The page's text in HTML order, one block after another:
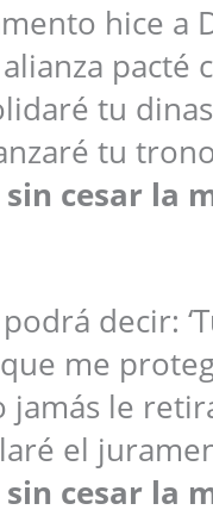
hice a
pacté
tu
tu
cesar la
decir:
me
jamás le
el
cesar la